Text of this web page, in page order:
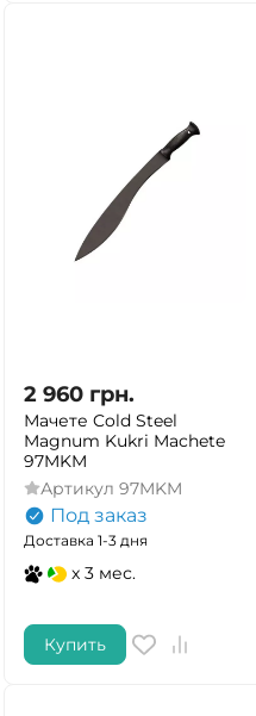
2 960 грн.
Мачете Cold Steel
Magnum Kukri Machete
97MKM
Артикул 97MKM
Под заказ
Доставка 1-3 дня
x 3 мес.
Купить